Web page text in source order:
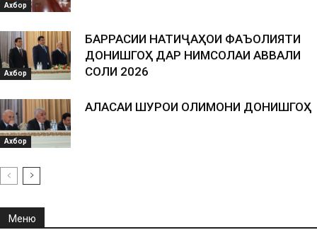
Ахбор
Ахбор
БАРРАСИИ НАТИҶАҲОИ ФАЪОЛИЯТИ
ДОНИШГОҲ ДАР НИМСОЛАИ АВВАЛИ
СОЛИ 2026
Ахбор
АЛАСАИ ШУРОИ ОЛИМОНИ ДОНИШГОҲ
Меню